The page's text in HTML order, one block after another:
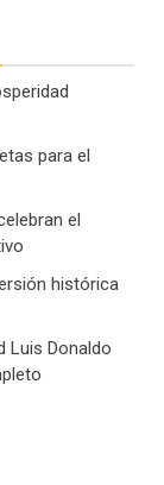
para el
el
histórica
Luis Donaldo